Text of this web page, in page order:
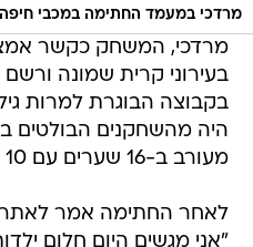
מרדכי במעמד החתימה במכבי חיפה
מרדכי, המשחק כקשר
בקבוצה הבוגרת למרות
היה מהשחקנים הבולטים
מעורב ב-16 שערים עם 10 כיבושים ושישה בישולים.
לאחר החתימה אמר
"אני מגשים היום חלום